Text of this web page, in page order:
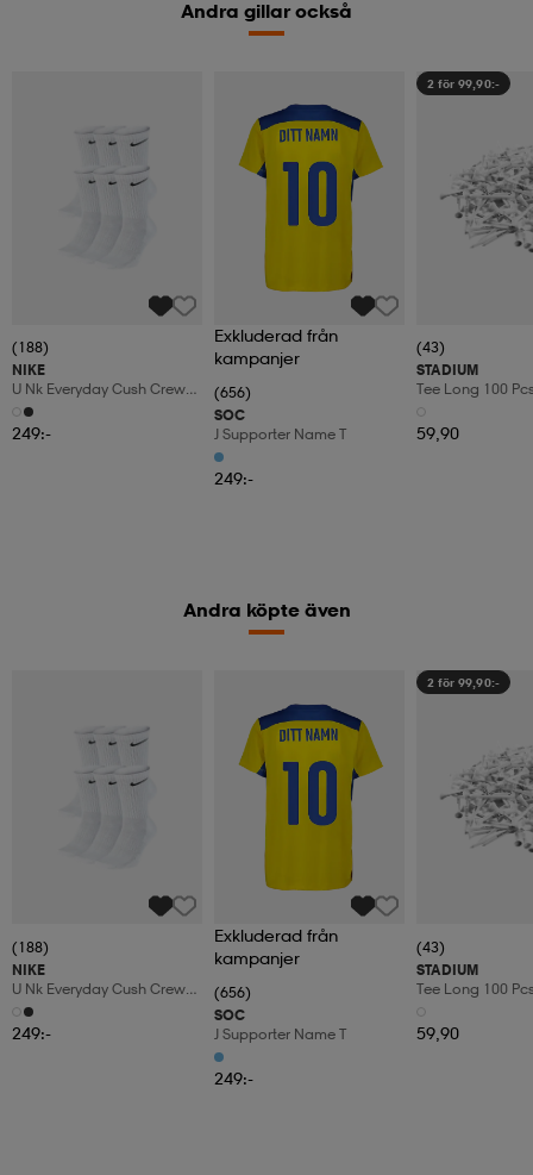
Andra gillar också
(188)
NIKE
U Nk Everyday Cush Crew
6pr-Bd
249:-
Exkluderad från
kampanjer
(656)
SOC
J Supporter Name T
249:-
2 för 99,90:-
(43)
STADIUM
Tee Long 100
59,90
Andra köpte även
(188)
NIKE
U Nk Everyday Cush Crew
6pr-Bd
249:-
Exkluderad från
kampanjer
(656)
SOC
J Supporter Name T
249:-
2 för 99,90:-
(43)
STADIUM
Tee Long 100
59,90